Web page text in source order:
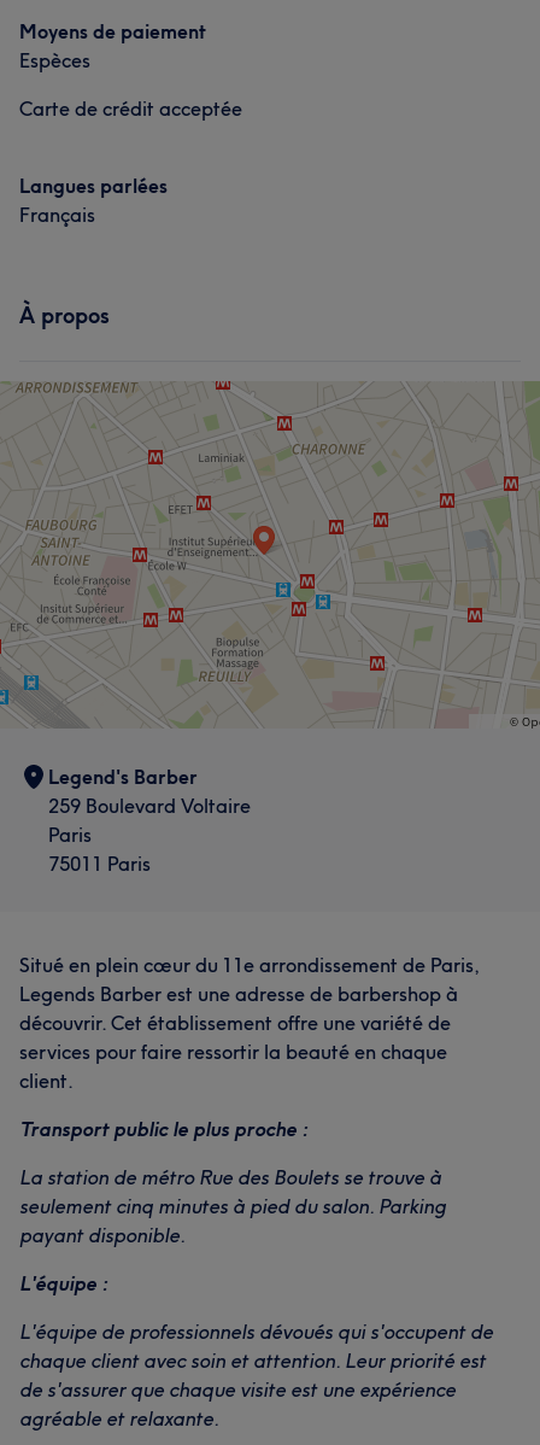
Prestations
Moyens de paiement
Espèces
Carte de crédit acceptée
Langues parlées
Français
À propos
Legend's Barber
259 Boulevard Voltaire
Paris
75011 Paris
Situé en plein cœur du 11e arrondissement de Paris,
Legends Barber est une adresse de barbershop à
découvrir. Cet établissement offre une variété de
services pour faire ressortir la beauté en chaque
client.
Transport public le plus proche :
La station de métro Rue des Boulets se trouve à
seulement cinq minutes à pied du salon. Parking
payant disponible.
L'équipe :
L'équipe de professionnels dévoués qui s'occupent de
chaque client avec soin et attention. Leur priorité est
de s'assurer que chaque visite est une expérience
agréable et relaxante.